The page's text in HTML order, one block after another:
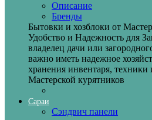
Описание
Бренды
Бытовки и хозблоки от
Удобство и Надежность для
владелец дачи или
важно иметь надежное
хранения инвентаря,
Мастерской курятников
Сараи
Сэндвич панели